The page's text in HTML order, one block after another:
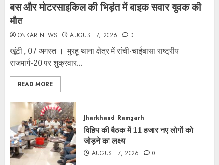
बस और मोटरसाइकिल की भिड़ंत में बाइक सवार युवक की
मौत
ONKAR NEWS AUGUST 7, 2026 0
खूंटी , 07 अगस्त । मुरहू थाना क्षेत्र में रांची-चाईबासा राष्ट्रीय
राजमार्ग-20 पर शुक्रवार...
READ MORE
Jharkhand Ramgarh
विहिप की बैठक में 11 हजार नए लोगों को
जोड़ने का लक्ष्य
AUGUST 7, 2026 0